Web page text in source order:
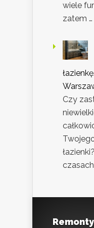
wiele
zatem …
Czy
Remonty